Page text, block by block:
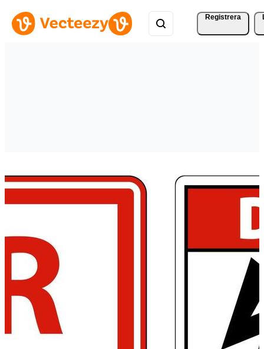
Registrera